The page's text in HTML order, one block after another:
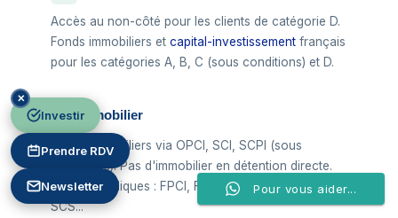
Accès au non-côté pour les clients de catégorie D.
Fonds immobiliers et capital-investissementfrançais
pour les catégories A, B, C (sous conditions) et D.
Immobilier
Fonds immobiliers via OPCI, SCI, SCPI (sous
conditions). Pas d'immobilier en détention directe.
Formes juridiques : FPCI, FPCR, OPCI, SICAR, FIAR,
SCS...
Pour vous aider...
✕
Investir
Prendre RDV
Newsletter